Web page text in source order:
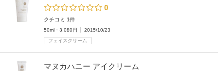
0
クチコミ 1件
50ml・3,080円
2015/10/23
フェイスクリーム
マヌカハニー アイクリーム